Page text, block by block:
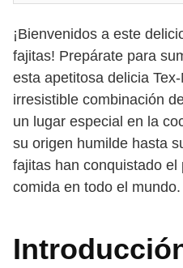
¡Bienvenidos a este
fajitas! Prepárate para
esta apetitosa delicia
irresistible combinación
un lugar especial en la
su origen humilde hasta
fajitas han conquistado
comida en todo el mundo.